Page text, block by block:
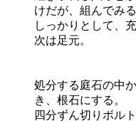
けだが、組んでみる
しっかりとして、
次は足元。
処分する庭石の中
き、根石にする。
四分ずん切りボル